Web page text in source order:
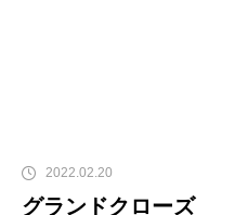
2022.02.20
グランドクローズ